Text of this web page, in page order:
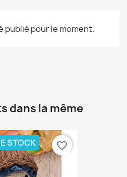
publié pour le moment.
dans la même
STOCK favorite_border